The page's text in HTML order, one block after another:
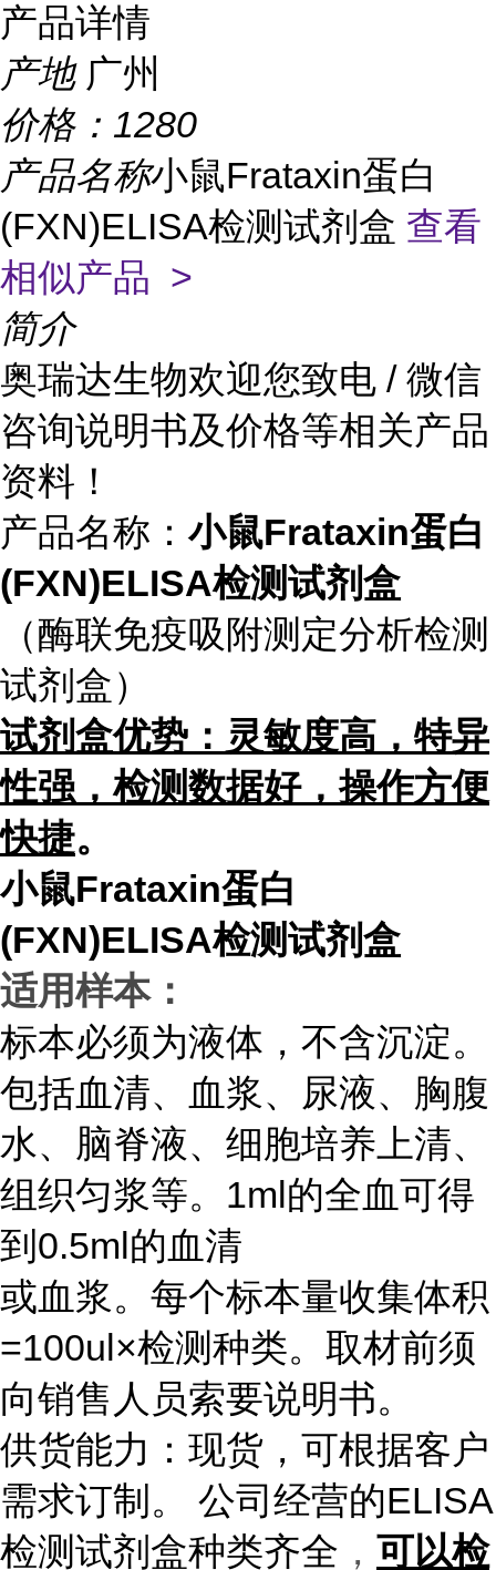
产品详情
产地 广州
价格： 1280
产品名称小鼠Frataxin蛋白
(FXN)ELISA检测试剂盒 查看
相似产品 >
简介
奥瑞达生物欢迎您致电 / 微信
咨询说明书及价格等相关产品
资料！
产品名称：小鼠Frataxin蛋白
(FXN)ELISA检测试剂盒
（酶联免疫吸附测定分析检测
试剂盒）
试剂盒优势：灵敏度高，特异
性强，检测数据好，操作方便
快捷。
小鼠Frataxin蛋白
(FXN)ELISA检测试剂盒
适用样本：
标本必须为液体，不含沉淀。
包括血清、血浆、尿液、胸腹
水、脑脊液、细胞培养上清、
组织匀浆等。1ml的全血可得
到0.5ml的血清
或血浆。每个标本量收集体积
=100ul×检测种类。取材前须
向销售人员索要说明书。
供货能力：现货，可根据客户
需求订制。 公司经营的ELISA
检测试剂盒种类齐全 ， 可以检